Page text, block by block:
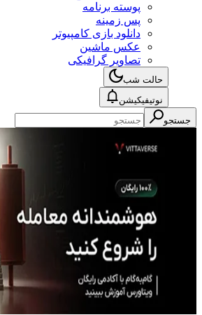
پوسته برنامه
پس زمینه
دانلود بازی کامپیوتر
عکس ماشین
تصاویر گرافیکی
حالت شب
نوتیفیکیشن
جستجو